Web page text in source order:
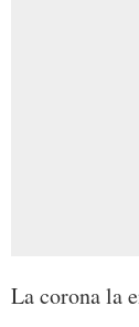
La corona la